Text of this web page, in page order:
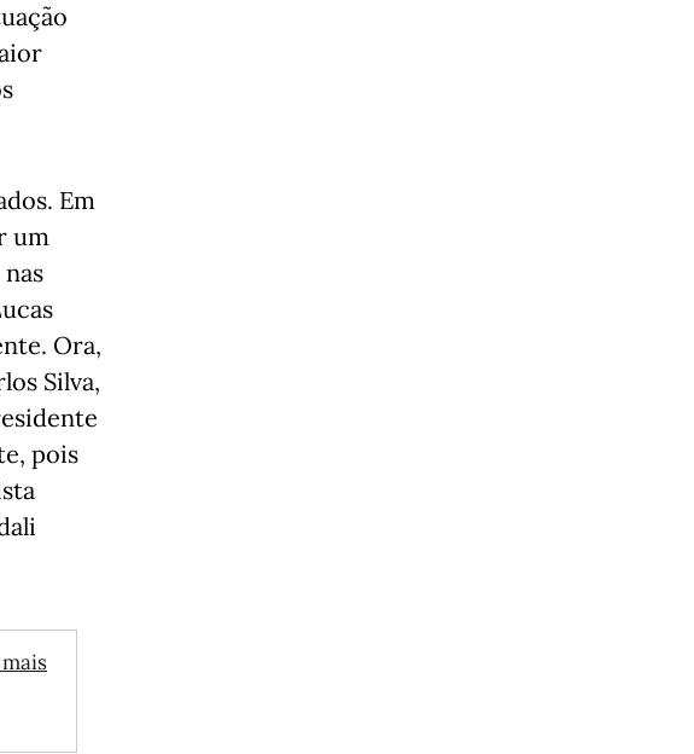
Em
um
Ora,
Silva,
pois